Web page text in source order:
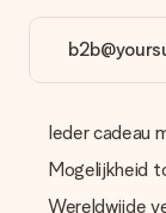
Cadeau
Wat als het
klantenservice,
passende
Wordt de
Ieder cadeau
Mogelijkheid
Wereldwijde